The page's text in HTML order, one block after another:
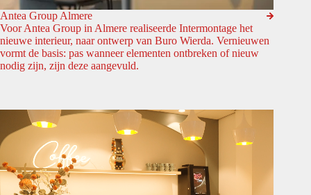
Antea Group Almere
Voor Antea Group in Almere realiseerde Intermontage het
nieuwe interieur, naar ontwerp van Buro Wierda. Vernieuwen
vormt de basis: pas wanneer elementen ontbreken of nieuw
nodig zijn, zijn deze aangevuld.